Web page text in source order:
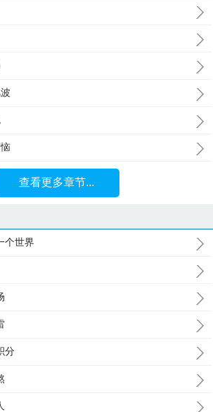
查看更多章节...
个世界
分